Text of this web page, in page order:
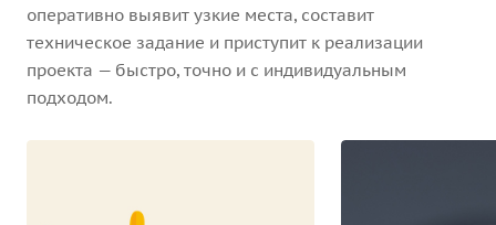
оперативно выявит узкие места, составит
техническое задание и приступит к реализации
проекта — быстро, точно и с индивидуальным
подходом.